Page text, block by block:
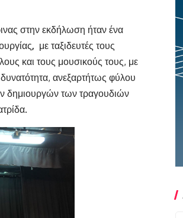
στην εκδήλωση ήταν ένα
, με ταξιδευτές τους
και τους μουσικούς τους, με
ανεξαρτήτως φύλου
δημιουργών των τραγουδιών